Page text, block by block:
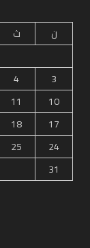
ن
ث
3
4
10
11
17
18
24
25
31